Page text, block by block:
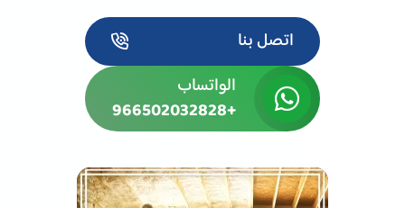
اتصل بنا
الواتساب
+966502032828